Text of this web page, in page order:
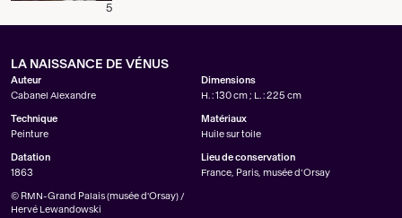
5
LA NAISSANCE DE VÉNUS
Auteur
Cabanel Alexandre
Dimensions
H. : 130 cm ; L. : 225 cm
Technique
Peinture
Matériaux
Huile sur toile
Datation
1863
Lieu de conservation
France, Paris, musée d’Orsay
© RMN-Grand Palais (musée d'Orsay) /
Hervé Lewandowski